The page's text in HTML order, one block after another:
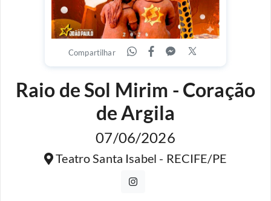
Compartilhar
Raio de Sol Mirim - Coração
de Argila
07/06/2026
Teatro Santa Isabel - RECIFE/PE